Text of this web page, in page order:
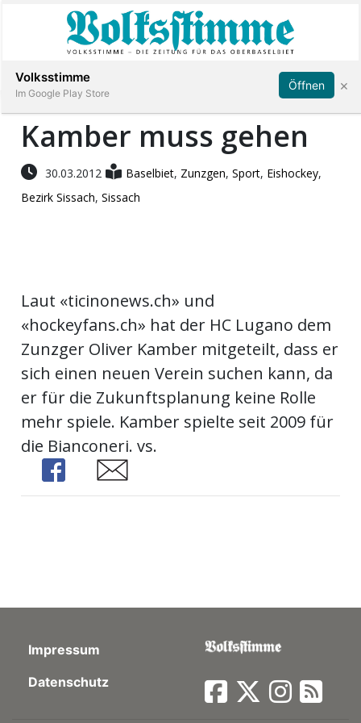
Immobilien
Veranstaltungen
E-
App
Fussball
Abonnieren Anmelden
Kamber muss gehen
30.03.2012 Baselbiet, Zunzgen,Sport, Eishockey,
Bezirk Sissach,Sissach
Laut «ticinonews.ch» und
«hockeyfans.ch» hat der HC Lugano dem
Zunzger Oliver Kamber mitgeteilt, dass er
sich einen neuen Verein suchen kann, da
er für die Zukunftsplanung keine Rolle
mehr spiele. Kamber spielte seit 2009 für
die Bianconeri. vs.
Share
Share
Impressum
Datenschutz
Volksstimme
Im Google Play Store
Öffnen ×